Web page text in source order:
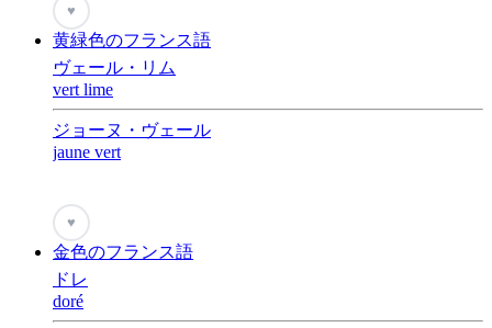
♥
黄緑色のフランス語
ヴェール・リム
vert lime
ジョーヌ・ヴェール
jaune vert
♥
金色のフランス語
ドレ
doré